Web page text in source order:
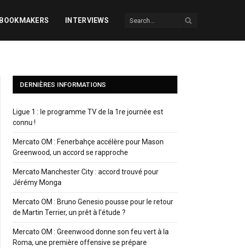
BOOKMAKERS INTERVIEWS
DERNIÈRES INFORMATIONS
Ligue 1 : le programme TV de la 1re journée est
connu !
Mercato OM : Fenerbahçe accélère pour Mason
Greenwood, un accord se rapproche
Mercato Manchester City : accord trouvé pour
Jérémy Monga
Mercato OM : Bruno Genesio pousse pour le retour
de Martin Terrier, un prêt à l’étude ?
Mercato OM : Greenwood donne son feu vert à la
Roma, une première offensive se prépare